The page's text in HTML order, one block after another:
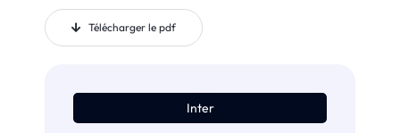
Télécharger le pdf
Inter